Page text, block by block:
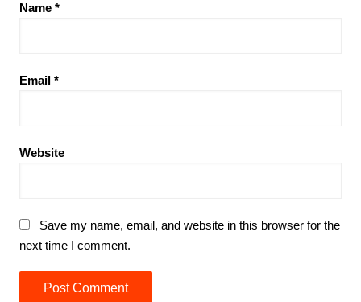
Name *
Email *
Website
Save my name, email, and website in this browser for the
next time I comment.